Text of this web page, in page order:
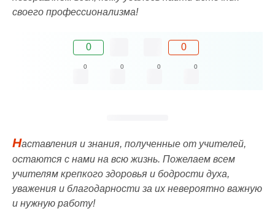
своего профессионализма!
0 0
0 0 0 0
Наставления и знания, полученные от учителей,
остаются с нами на всю жизнь. Пожелаем всем
учителям крепкого здоровья и бодрости духа,
уважения и благодарности за их невероятно важную
и нужную работу!